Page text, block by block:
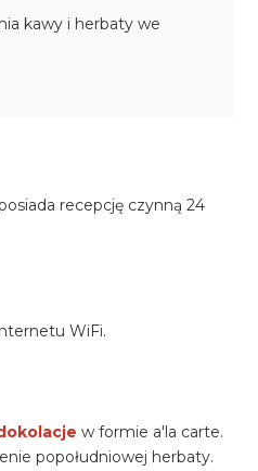
kawy i herbaty we
recepcję czynną 24
WiFi.
w formie a'la carte.
popołudniowej herbaty.